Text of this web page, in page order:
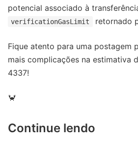
potencial associado à
verificationGasLimit retornado
Fique atento para uma postagem
mais complicações na estimativa
4337!
🦀
Continue lendo